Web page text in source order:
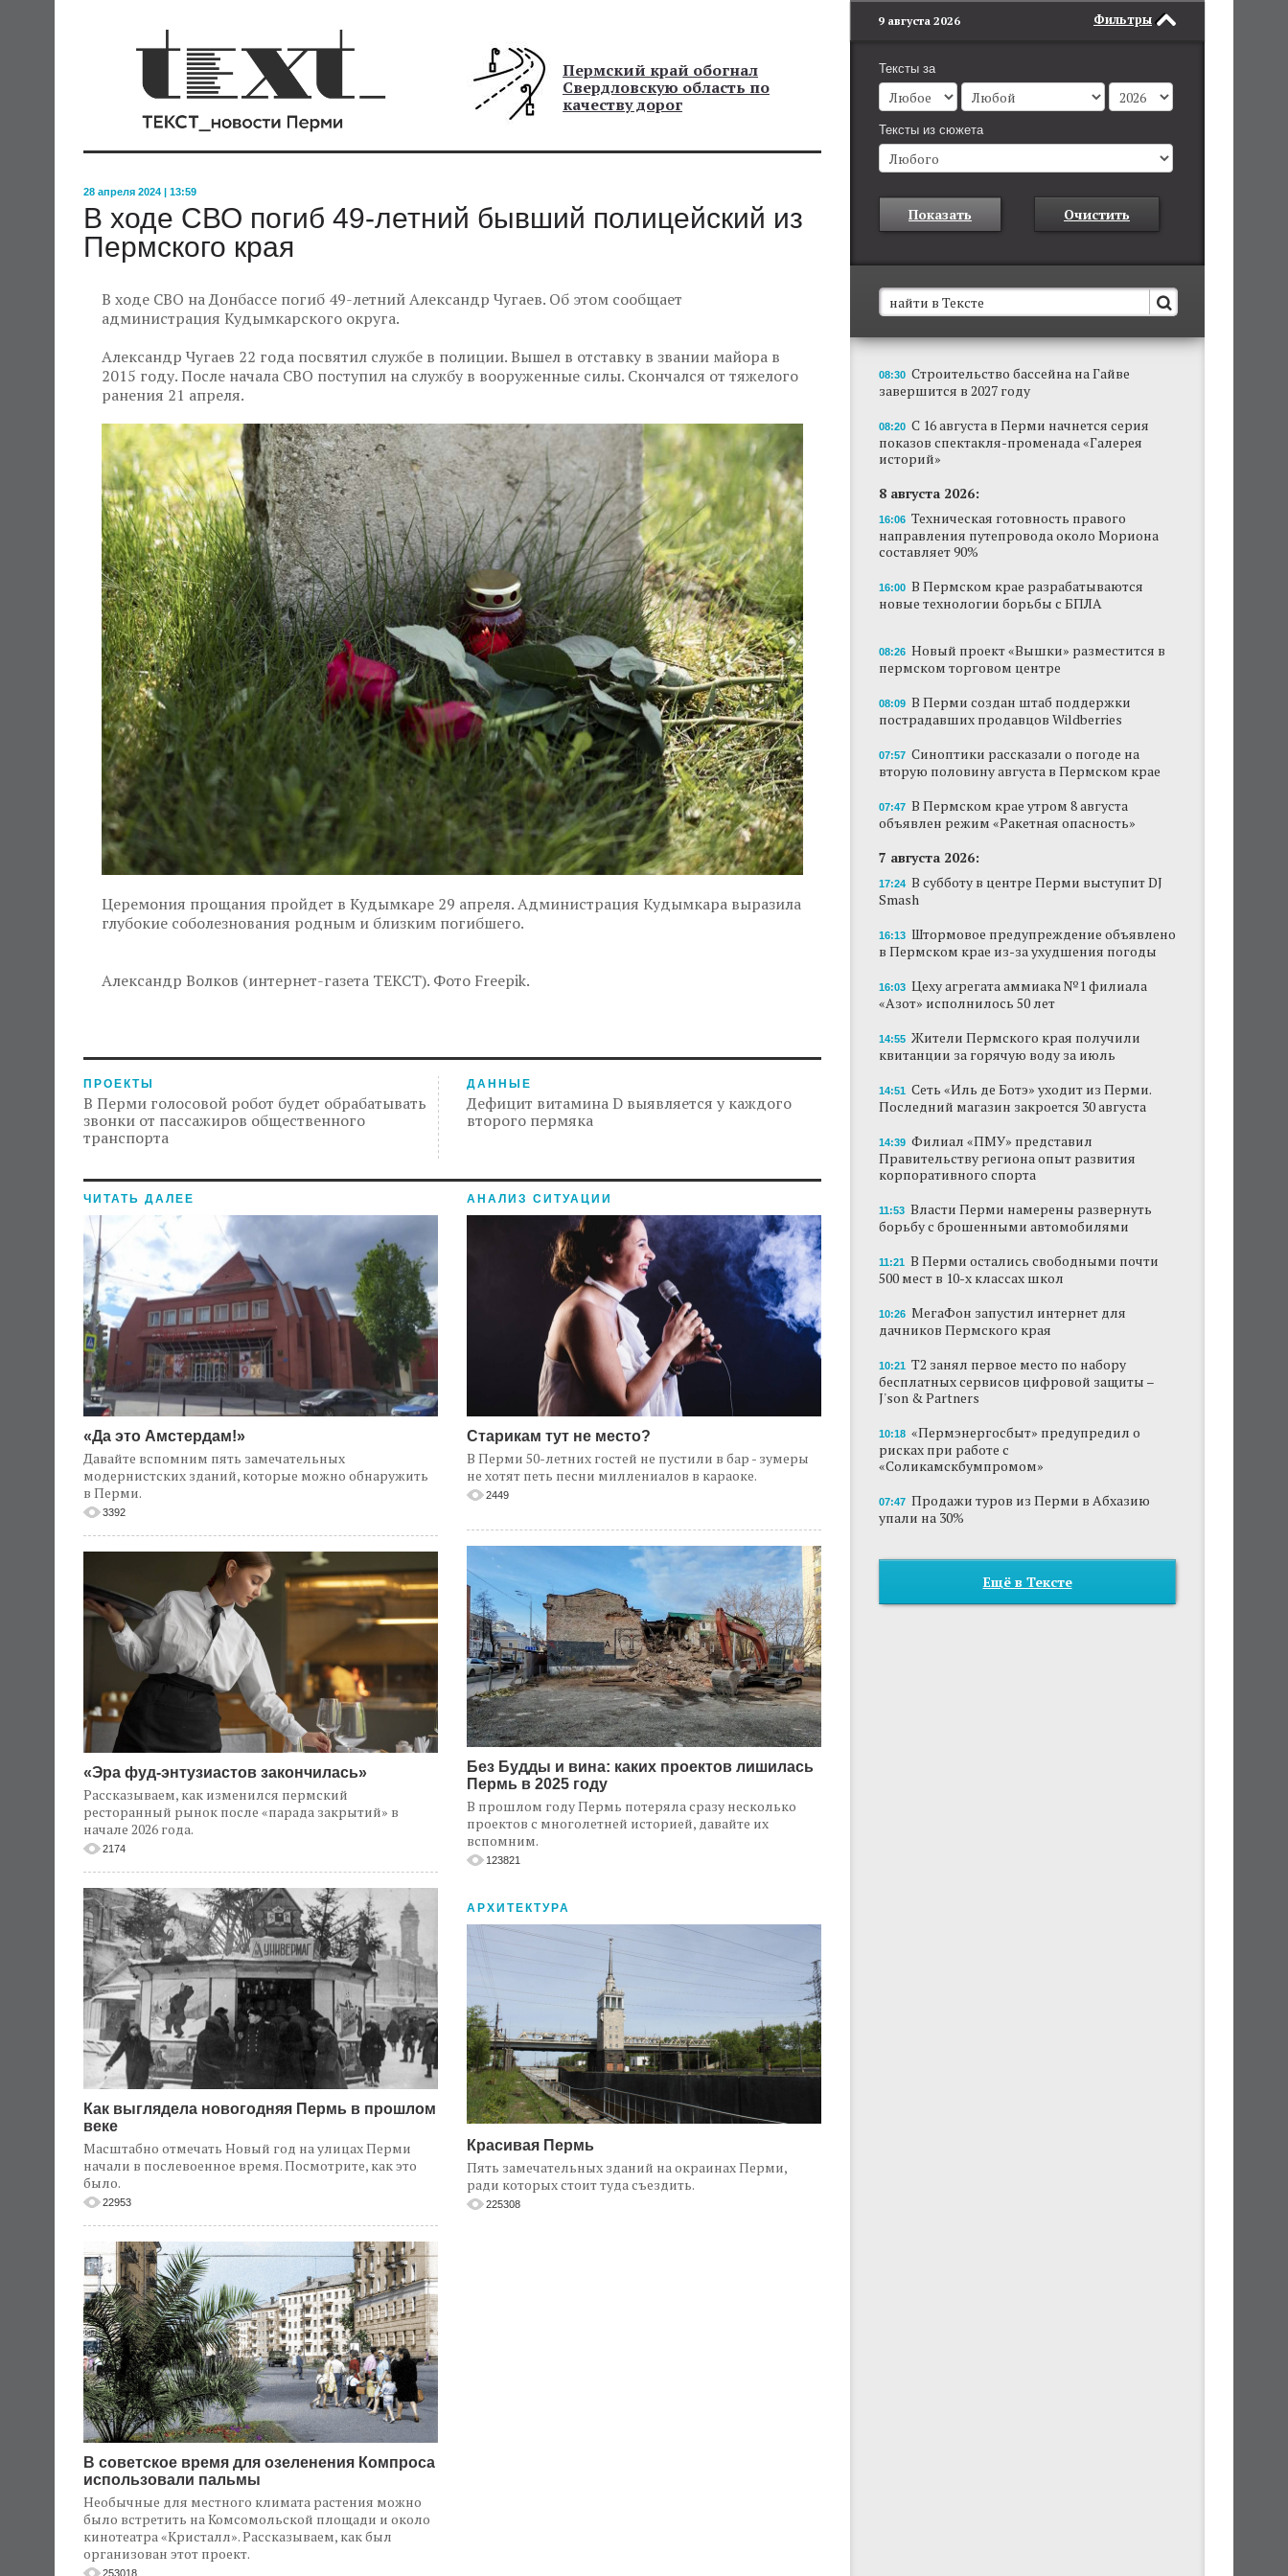
Пермский край обогнал
Свердловскую область по
качеству дорог
28 апреля 2024 | 13:59
В ходе СВО погиб 49-летний бывший полицейский из
Пермского края
В ходе СВО на Донбассе погиб 49-летний Александр Чугаев. Об этом сообщает
администрация Кудымкарского округа.
Александр Чугаев 22 года посвятил службе в полиции. Вышел в отставку в звании майора в
2015 году. После начала СВО поступил на службу в вооруженные силы. Скончался от тяжелого
ранения 21 апреля.
Церемония прощания пройдет в Кудымкаре 29 апреля. Администрация Кудымкара выразила
глубокие соболезнования родным и близким погибшего.
Александр Волков (интернет-газета ТЕКСТ). Фото Freepik.
ПРОЕКТЫ
В Перми голосовой робот будет обрабатывать
звонки от пассажиров общественного
транспорта
ДАННЫЕ
Дефицит витамина D выявляется у каждого
второго пермяка
ЧИТАТЬ ДАЛЕЕ
«Да это Амстердам!»
Давайте вспомним пять замечательных
модернистских зданий, которые можно обнаружить
в Перми.
3392
«Эра фуд-энтузиастов закончилась»
Рассказываем, как изменился пермский
ресторанный рынок после «парада закрытий» в
начале 2026 года.
2174
Как выглядела новогодняя Пермь в прошлом
веке
Масштабно отмечать Новый год на улицах Перми
начали в послевоенное время. Посмотрите, как это
было.
22953
В советское время для озеленения Компроса
использовали пальмы
Необычные для местного климата растения можно
было встретить на Комсомольской площади и около
кинотеатра «Кристалл». Рассказываем, как был
организован этот проект.
253018
АНАЛИЗ СИТУАЦИИ
Старикам тут не место?
В Перми 50-летних гостей не пустили в бар - зумеры
не хотят петь песни миллениалов в караоке.
2449
Без Будды и вина: каких проектов лишилась
Пермь в 2025 году
В прошлом году Пермь потеряла сразу несколько
проектов с многолетней историей, давайте их
вспомним.
123821
АРХИТЕКТУРА
Красивая Пермь
Пять замечательных зданий на окраинах Перми,
ради которых стоит туда съездить.
225308
Фильтры
9 августа 2026
Тексты за
Тексты из сюжета
Показать Очистить
В Пермском крае установят новые станции
обнаружения беспилотников
Они используются для обнаружения и
отслеживания БПЛА в воздухе.
Новый проект «Вышки» разместится в
пермском торговом центре
В Перми создан штаб поддержки
пострадавших продавцов Wildberries
Сеть «Иль де Ботэ» уходит из Перми
Власти Перми намерены развернуть борьбу
с брошенными автомобилями
Продажи туров из Перми в Абхазию упали
на 30%
Власти вернулись к проекту большого
стадиона в Камской долине Перми
08:30 Строительство бассейна на Гайве
завершится в 2027 году
08:20 С 16 августа в Перми начнется серия
показов спектакля-променада «Галерея
историй»
8 августа 2026:
16:06 Техническая готовность правого
направления путепровода около Мориона
составляет 90%
16:00 В Пермском крае разрабатываются
новые технологии борьбы с БПЛА
08:26 Новый проект «Вышки» разместится в
пермском торговом центре
08:09 В Перми создан штаб поддержки
пострадавших продавцов Wildberries
07:57 Синоптики рассказали о погоде на
вторую половину августа в Пермском крае
07:47 В Пермском крае утром 8 августа
объявлен режим «Ракетная опасность»
7 августа 2026:
17:24 В субботу в центре Перми выступит DJ
Smash
16:13 Штормовое предупреждение объявлено
в Пермском крае из-за ухудшения погоды
16:03 Цеху агрегата аммиака №1 филиала
«Азот» исполнилось 50 лет
14:55 Жители Пермского края получили
квитанции за горячую воду за июль
14:51 Сеть «Иль де Ботэ» уходит из Перми.
Последний магазин закроется 30 августа
14:39 Филиал «ПМУ» представил
Правительству региона опыт развития
корпоративного спорта
11:53 Власти Перми намерены развернуть
борьбу с брошенными автомобилями
11:21 В Перми остались свободными почти
500 мест в 10-х классах школ
10:26 МегаФон запустил интернет для
дачников Пермского края
10:21 Т2 занял первое место по набору
бесплатных сервисов цифровой защиты –
J'son & Partners
10:18 «Пермэнергосбыт» предупредил о
рисках при работе с
«Соликамскбумпромом»
07:47 Продажи туров из Перми в Абхазию
упали на 30%
Ещё в Тексте